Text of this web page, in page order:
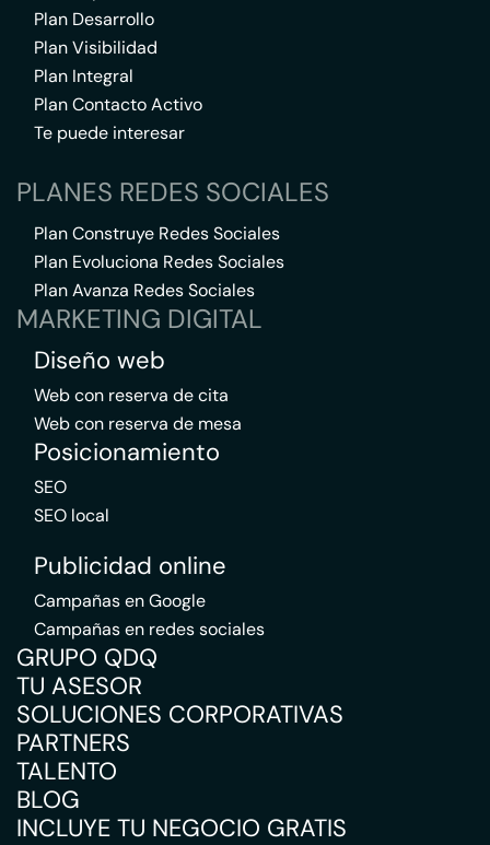
Plan Desarrollo
Plan Visibilidad
Plan Integral
Plan Contacto Activo
Te puede interesar
PLANES REDES SOCIALES
Plan Construye Redes Sociales
Plan Evoluciona Redes Sociales
Plan Avanza Redes Sociales
MARKETING DIGITAL
Diseño web
Web con reserva de cita
Web con reserva de mesa
Posicionamiento
SEO
SEO local
Publicidad online
Campañas en Google
Campañas en redes sociales
GRUPO QDQ
TU ASESOR
SOLUCIONES CORPORATIVAS
PARTNERS
TALENTO
BLOG
INCLUYE TU NEGOCIO GRATIS